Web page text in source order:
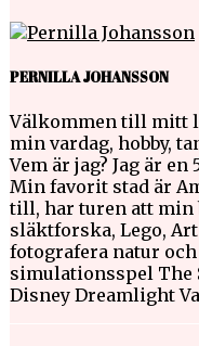
PERNILLA JOHANSSON
Välkommen till mitt
min vardag, hobby,
Vem är jag? Jag är
Min favorit stad är
till, har turen att min
släktforska, Lego,
fotografera natur
simulationsspel The
Disney Dreamlight